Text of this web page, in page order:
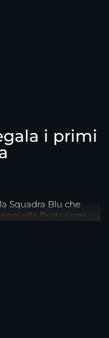
i primi
Squadra Blu che
alla Protezione